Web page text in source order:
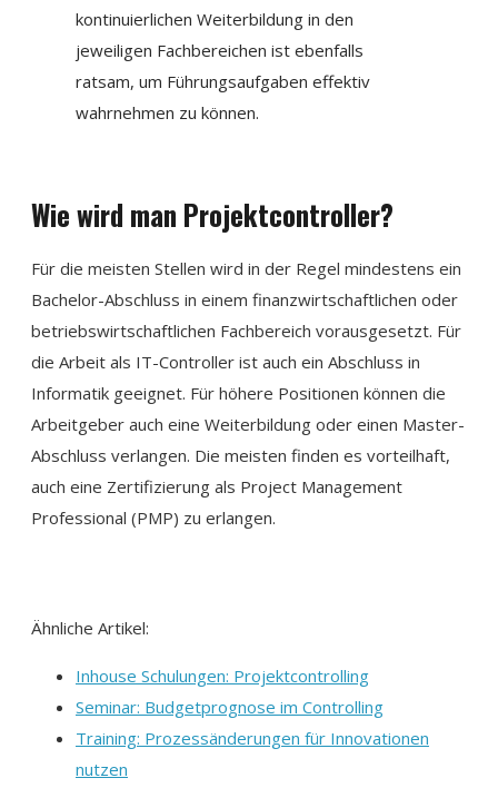
kontinuierlichen Weiterbildung in den
jeweiligen Fachbereichen ist ebenfalls
ratsam, um Führungsaufgaben effektiv
wahrnehmen zu können.
Wie wird man Projektcontroller?
Für die meisten Stellen wird in der Regel mindestens ein
Bachelor-Abschluss in einem finanzwirtschaftlichen oder
betriebswirtschaftlichen Fachbereich vorausgesetzt. Für
die Arbeit als IT-Controller ist auch ein Abschluss in
Informatik geeignet. Für höhere Positionen können die
Arbeitgeber auch eine Weiterbildung oder einen Master-
Abschluss verlangen. Die meisten finden es vorteilhaft,
auch eine Zertifizierung als Project Management
Professional (PMP) zu erlangen.
Ähnliche Artikel:
Inhouse Schulungen: Projektcontrolling
Seminar: Budgetprognose im Controlling
Training: Prozessänderungen für Innovationen
nutzen